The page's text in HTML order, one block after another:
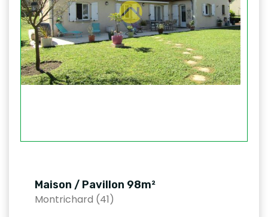
Maison / Pavillon 98m²
Montrichard (41)